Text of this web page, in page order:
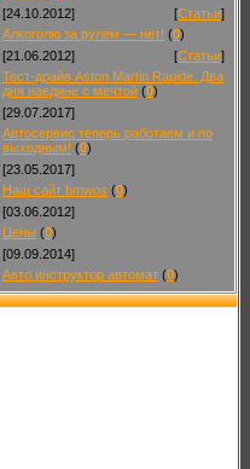
[24.10.2012]
[Статьи]
Алкоголю за рулем — нет! (0)
[21.06.2012]
[Статьи]
Тест-драйв Aston Martin Rapide. Два
дня наедине с мечтой (0)
[29.07.2017]
Автосервис теперь работаем и по
выходным! (0)
[23.05.2017]
Наш сайт bmwos (0)
[03.06.2012]
Цены (0)
[09.09.2014]
Авто инструктор автомат (0)